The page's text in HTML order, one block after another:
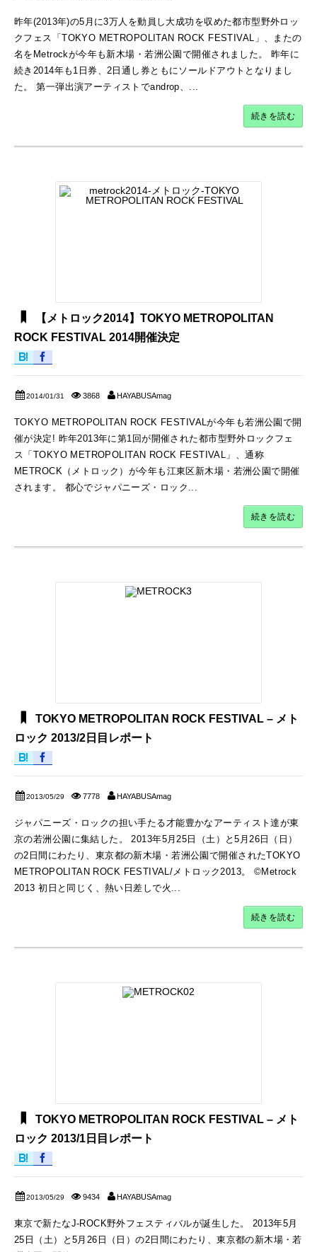
昨年(2013年)の5月に3万人を動員し大成功を収めた都市型野外ロッ
クフェス「TOKYO METROPOLITAN ROCK FESTIVAL」、またの
名をMetrockが今年も新木場・若洲公園で開催されました。 昨年に
続き2014年も1日券、2日通し券ともにソールドアウトとなりまし
た。 第一弾出演アーティストでandrop、...
続きを読む
【メトロック2014】TOKYO METROPOLITAN
ROCK FESTIVAL 2014開催決定
2014/01/31 3868 HAYABUSAmag
TOKYO METROPOLITAN ROCK FESTIVALが今年も若洲公園で開
催が決定! 昨年2013年に第1回が開催された都市型野外ロックフェ
ス「TOKYO METROPOLITAN ROCK FESTIVAL」、通称
METROCK（メトロック）が今年も江東区新木場・若洲公園で開催
されます。 都心でジャパニーズ・ロック...
続きを読む
TOKYO METROPOLITAN ROCK FESTIVAL – メト
ロック 2013/2日目レポート
2013/05/29 7778 HAYABUSAmag
ジャパニーズ・ロックの担い手たる才能豊かなアーティスト達が東
京の若洲公園に集結した。 2013年5月25日（土）と5月26日（日）
の2日間にわたり、東京都の新木場・若洲公園で開催されたTOKYO
METROPOLITAN ROCK FESTIVAL/メトロック2013。 ©Metrock
2013 初日と同じく、熱い日差しで火...
続きを読む
TOKYO METROPOLITAN ROCK FESTIVAL – メト
ロック 2013/1日目レポート
2013/05/29 9434 HAYABUSAmag
東京で新たなJ-ROCK野外フェスティバルが誕生した。 2013年5月
25日（土）と5月26日（日）の2日間にわたり、東京都の新木場・若